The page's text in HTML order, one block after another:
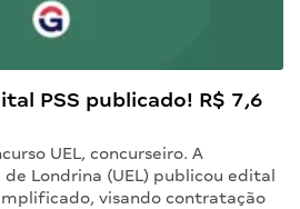
PSS publicado! R$ 7,6
UEL, concurseiro. A
Londrina (UEL) publicou edital
visando contratação